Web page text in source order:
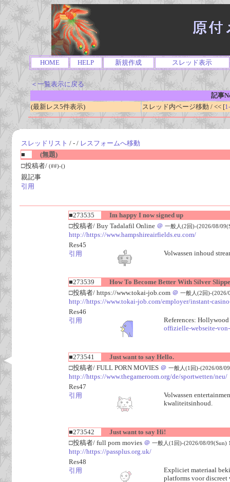
HOME HELP 新規作成 スレッド表示
＜一覧表示に戻る
記事
(最新レス5件表示)
スレッド内ページ移動 / << [
スレッドリスト / - / レスフォームへ移動
■
(無題)
□投稿者/ (##)-()
親記事
引用
■273535
Im happy I now signed up
□投稿者/ Buy Tadalafil Online ＠ 一般人(2回)-(2026/08/
http://https://www.hampshireairfields.eu.com/
Res45
引用
Volwassen inhoud
■273539
How To Become Better With Silver
□投稿者/ https://www.tokai-job.com ＠ 一般人(2回)-(2026/
http://https://www.tokai-job.com/employer/instant-
Res46
引用
References:
offizielle-webseite-
■273541
Just want to say Hello.
□投稿者/ FULL PORN MOVIES ＠ 一般人(1回)-(2026/08/
http://https://www.thegameroom.org/de/sportwetten/neu/
Res47
引用
Volwassen
kwaliteitsinhoud.
■273542
Just want to say Hi!
□投稿者/ full porn movies ＠ 一般人(1回)-(2026/08/09(Sun)
http://https://passplus.org.uk/
Res48
引用
Expliciet materiaal
platforms voor discreet